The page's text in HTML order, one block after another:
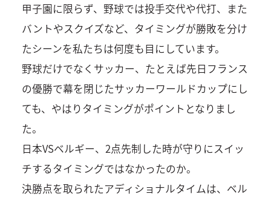
甲子園に限らず、野球では投手交代や代打、また
バントやスクイズなど、タイミングが勝敗を分け
たシーンを私たちは何度も目にしています。
野球だけでなくサッカー、たとえば先日フランス
の優勝で幕を閉じたサッカーワールドカップにし
ても、やはりタイミングがポイントとなりまし
た。
日本VSベルギー、2点先制した時が守りにスイッ
チするタイミングではなかったのか。
決勝点を取られたアディショナルタイムは、ベル